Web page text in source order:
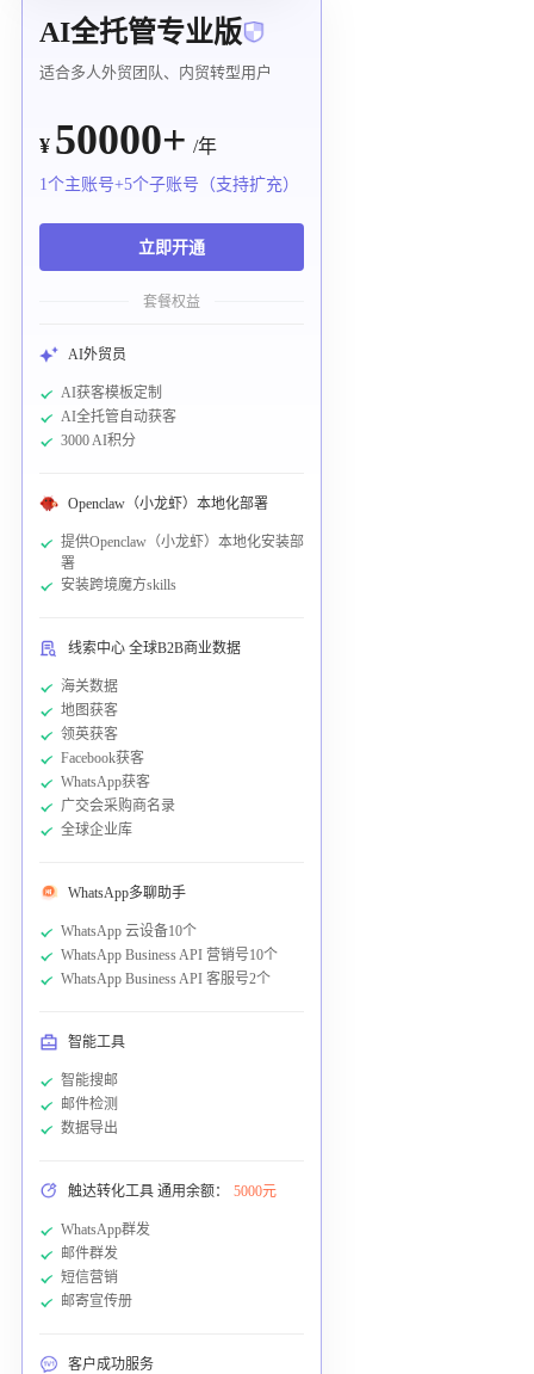
AI全托管专业版
适合多人外贸团队、内贸转型用户
¥ 50000+ /年
1个主账号+5个子账号（支持扩充）
立即开通
套餐权益
AI外贸员
AI获客模板定制
AI全托管自动获客
3000 AI积分
Openclaw（小龙虾）本地化部署
提供Openclaw（小龙虾）本地化安装部
署
安装跨境魔方skills
线索中心 全球B2B商业数据
海关数据
地图获客
领英获客
Facebook获客
WhatsApp获客
广交会采购商名录
全球企业库
WhatsApp多聊助手
WhatsApp 云设备10个
WhatsApp Business API 营销号10个
WhatsApp Business API 客服号2个
智能工具
智能搜邮
邮件检测
数据导出
触达转化工具 通用余额： 5000元
WhatsApp群发
邮件群发
短信营销
邮寄宣传册
客户成功服务